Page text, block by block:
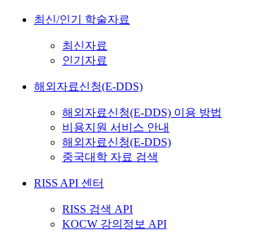
최신/인기 학술자료
최신자료
인기자료
해외자료신청(E-DDS)
해외자료신청(E-DDS) 이용 방법
비용지원 서비스 안내
해외자료신청(E-DDS)
중국대학 자료 검색
RISS API 센터
RISS 검색 API
KOCW 강의정보 API